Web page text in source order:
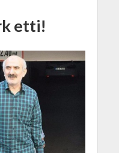
etti!